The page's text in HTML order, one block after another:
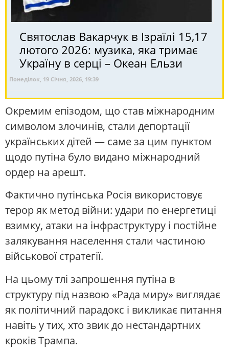
Святослав Вакарчук в Ізраїлі 15,17
лютого 2026: музика, яка тримає
Україну в серці – Океан Ельзи
Понеділок, 19 Січня, 2026, 19:39
Окремим епізодом, що став міжнародним
символом злочинів, стали депортації
українських дітей — саме за цим пунктом
щодо путіна було видано міжнародний
ордер на арешт.
Фактично путінська Росія використовує
терор як метод війни: удари по енергетиці
взимку, атаки на інфраструктуру і постійне
залякування населення стали частиною
військової стратегії.
На цьому тлі запрошення путіна в
структуру під назвою «Рада миру» виглядає
як політичний парадокс і викликає питання
навіть у тих, хто звик до нестандартних
кроків Трампа.